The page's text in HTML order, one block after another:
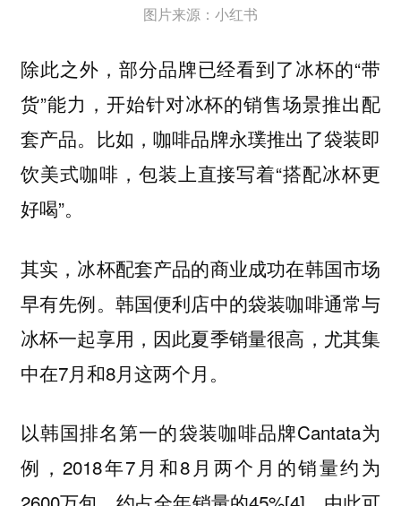
图片来源：小红书
除此之外，部分品牌已经看到了冰杯的“带
货”能力，开始针对冰杯的销售场景推出配
套产品。比如，咖啡品牌永璞推出了袋装即
饮美式咖啡，包装上直接写着“搭配冰杯更
好喝”。
其实，冰杯配套产品的商业成功在韩国市场
早有先例。韩国便利店中的袋装咖啡通常与
冰杯一起享用，因此夏季销量很高，尤其集
中在7月和8月这两个月。
以韩国排名第一的袋装咖啡品牌Cantata为
例，2018年7月和8月两个月的销量约为